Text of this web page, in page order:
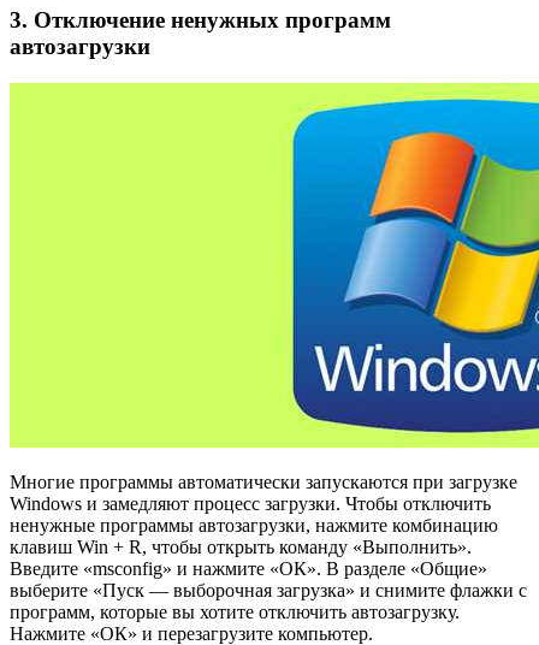
3. Отключение ненужных программ
автозагрузки
Многие программы автоматически запускаются при загрузке
Windows и замедляют процесс загрузки. Чтобы отключить
ненужные программы автозагрузки, нажмите комбинацию
клавиш Win + R, чтобы открыть команду «Выполнить».
Введите «msconfig» и нажмите «ОК». В разделе «Общие»
выберите «Пуск — выборочная загрузка» и снимите флажки с
программ, которые вы хотите отключить автозагрузку.
Нажмите «ОК» и перезагрузите компьютер.